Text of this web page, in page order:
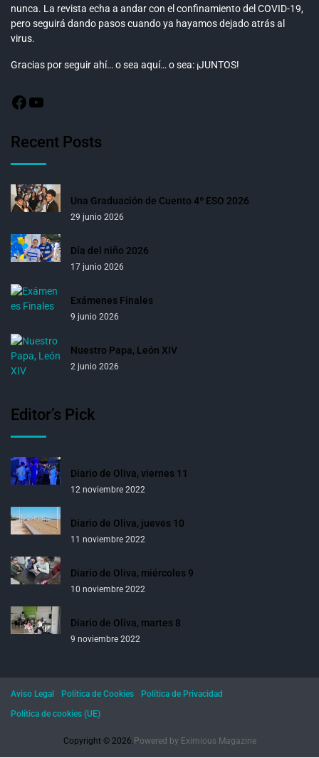
nunca. La revista echa a andar con el confinamiento del COVID-19,
pero seguirá dando pasos cuando ya hayamos dejado atrás al
virus.
Gracias por seguir ahí… o sea aquí… o sea: ¡JUNTOS!
Recent Posts
Una Graduación de Cuento 4º ESO 2026
29 junio 2026
Día del niño 2026
17 junio 2026
Exámenes Finales
9 junio 2026
Nuestro Papa, León XIV
2 junio 2026
Editor’s Pick
Diario de Oliva, viernes 11
12 noviembre 2022
Diario de Oliva, jueves 10
11 noviembre 2022
Diario de Oliva, miércoles 9
10 noviembre 2022
Diario de Oliva, martes 8
9 noviembre 2022
Copyright © 2026. Powered by Eximious Magazine
Aviso Legal Política de Cookies
Política de Privacidad
Política de cookies (UE)